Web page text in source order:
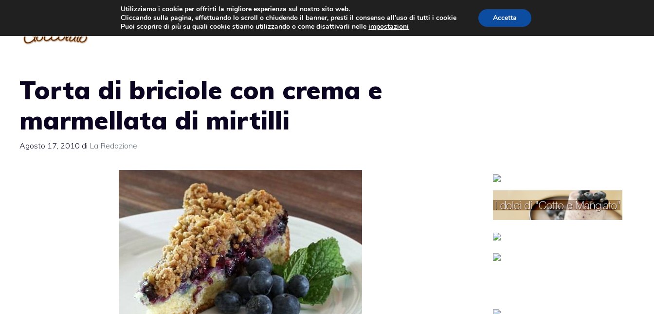
contenuto
TORTE AL CIOCCOLATO TORTE CLASSICHE TORTE PER BAMBINI
Torta di briciole con crema e
marmellata di mirtilli
Agosto 17, 2010 di La Redazione
Utilizziamo i cookie per offrirti la migliore esperienza sul nostro sito web.
Cliccando sulla pagina, effettuando lo scroll o chiudendo il banner, presti il consenso all’uso di tutti i cookie
Puoi scoprire di più su quali cookie stiamo utilizzando o come disattivarli nelleimpostazioni
Accetta